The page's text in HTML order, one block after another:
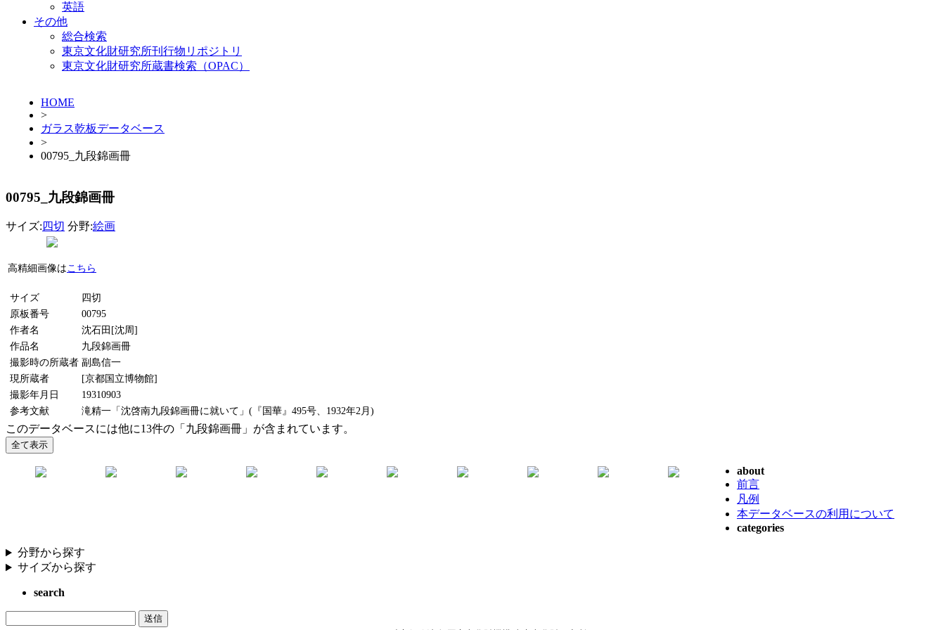
英語
その他
総合検索
東京文化財研究所刊行物リポジトリ
東京文化財研究所蔵書検索（OPAC）
HOME
>
ガラス乾板データベース
>
00795_九段錦画冊
00795_九段錦画冊
サイズ: 四切 分野:絵画
高精細画像はこちら
サイズ
四切
原板番号
00795
作者名
沈石田[沈周]
作品名
九段錦画冊
撮影時の所蔵者 副島信一
現所蔵者
[京都国立博物館]
撮影年月日
19310903
参考文献
滝精一「沈啓南九段錦画冊に就いて」(『国華』495号、1932年2月)
このデータベースには他に13件の「九段錦画冊」が含まれています。
about
前言
凡例
本データベースの利用について
categories
分野から探す
サイズから探す
search